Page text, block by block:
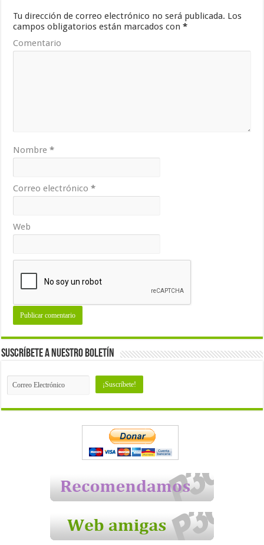
Tu dirección de correo electrónico no será publicada. Los
campos obligatorios están marcados con*
Comentario
Nombre*
Correo electrónico*
Web
Suscríbete a nuestro Boletín